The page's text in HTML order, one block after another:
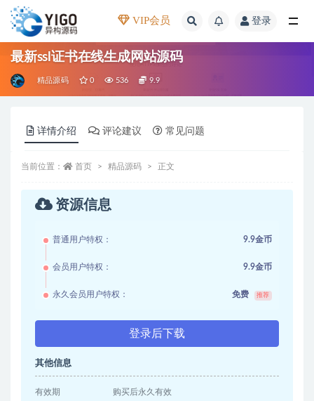
VIP会员 登录
最新ssl证书在线生成网站源码
精品源码 0 536 9.9
详情介绍 评论建议 常见问题
当前位置： 首页 精品源码 正文
资源信息
普通用户特权： 9.9金币
会员用户特权： 9.9金币
永久会员用户特权： 免费 推荐
登录后下载
其他信息
有效期 购买后永久有效
全部